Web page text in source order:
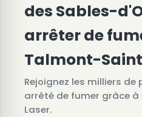
des Sables-
arrêter de
Talmont-
Rejoignez les milliers de
arrêté de fumer grâce
Laser.